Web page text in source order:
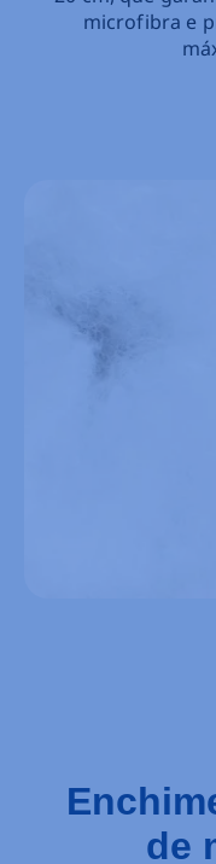
microfibra e
de